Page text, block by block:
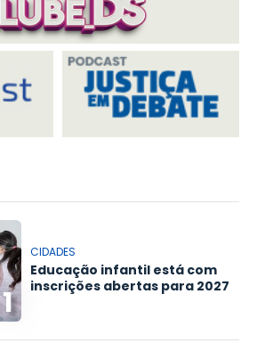
1
CIDADES
Educação infantil está com
inscrições abertas para 2027